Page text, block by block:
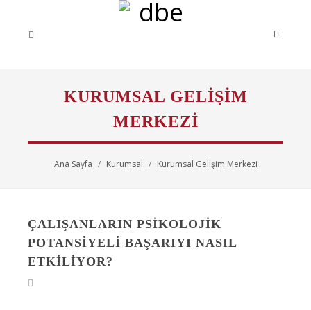
KURUMSAL GELIŞIM
MERKEZI
Ana Sayfa Kurumsal Kurumsal Gelişim Merkezi
ÇALIŞANLARIN PSİKOLOJİK
POTANSİYELİ BAŞARIYI NASIL
ETKİLİYOR?